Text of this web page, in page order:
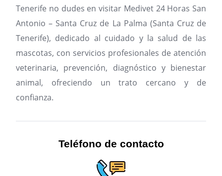
Tenerife no dudes en visitar Medivet 24 Horas San
Antonio – Santa Cruz de La Palma (Santa Cruz de
Tenerife), dedicado al cuidado y la salud de las
mascotas, con servicios profesionales de atención
veterinaria, prevención, diagnóstico y bienestar
animal, ofreciendo un trato cercano y de
confianza.
Teléfono de contacto